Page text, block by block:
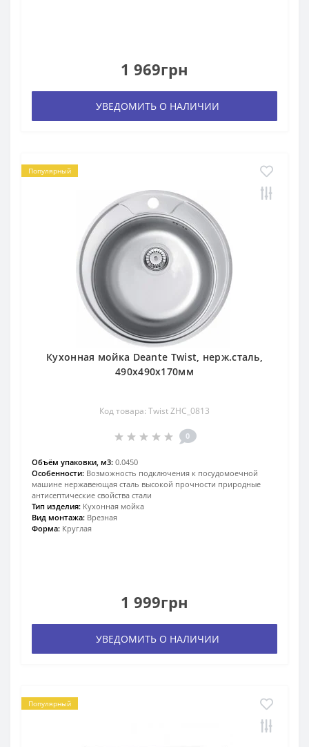
1 969грн
УВЕДОМИТЬ О НАЛИЧИИ
Популярный
Кухонная мойка Deante Twist, нерж.сталь,
490х490х170мм
Код товара: Twist ZHC_0813
0
Объём упаковки, м3: 0.0450
Особенности: Возможность подключения к посудомоечной
машине нержавеющая сталь высокой прочности природные
антисептические свойства стали
Тип изделия: Кухонная мойка
Вид монтажа: Врезная
Форма: Круглая
1 999грн
УВЕДОМИТЬ О НАЛИЧИИ
Популярный